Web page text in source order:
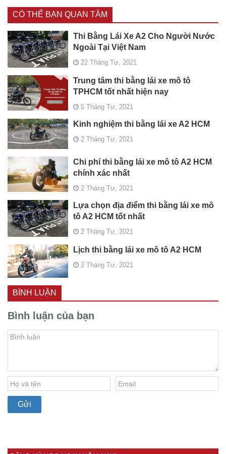
CÓ THỂ BẠN QUAN TÂM
Thi Bằng Lái Xe A2 Cho Người Nước
Ngoài Tại Việt Nam
22 Tháng Tư, 2021
Trung tâm thi bằng lái xe mô tô
TPHCM tốt nhất hiện nay
5 Tháng Tư, 2021
Kinh nghiệm thi bằng lái xe A2 HCM
2 Tháng Tư, 2021
Chi phí thi bằng lái xe mô tô A2 HCM
chính xác nhất
2 Tháng Tư, 2021
Lựa chọn địa điểm thi bằng lái xe mô
tô A2 HCM tốt nhất
2 Tháng Tư, 2021
Lịch thi bằng lái xe mô tô A2 HCM
2 Tháng Tư, 2021
BÌNH LUẬN
Bình luận của bạn